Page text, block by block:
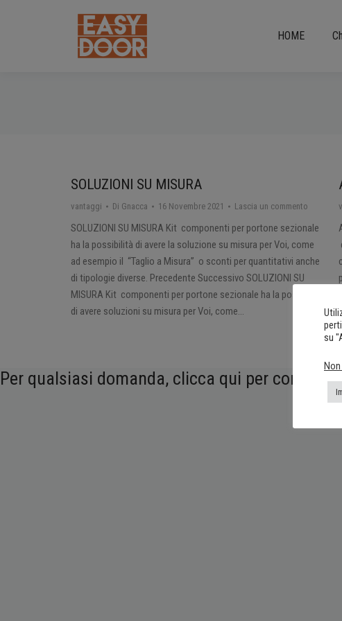
HOME
SOLUZIONI SU MISURA
vantaggi Di Gnacca 16 Novembre 2021 Lascia un commento
SOLUZIONI SU MISURA Kit componenti per portone sezionale
ha la possibilità di avere la soluzione su misura per Voi, come
ad esempio il “Taglio a Misura” o sconti per quantitativi anche
di tipologie diverse. Precedente Successivo SOLUZIONI SU
MISURA Kit componenti per portone sezionale ha la possibilità
di avere soluzioni su misura per Voi, come…
su
Per qualsiasi domanda, clicca qui per